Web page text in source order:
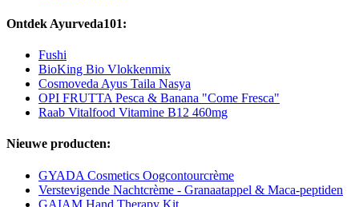
Ontdek Ayurveda101:
Fushi
BioKing Bio Vlokkenmix
Cosmoveda Ayus Taila Nasya
OPI FRUTTA Pesca & Banana "Come Fresca"
Raab Vitalfood Vitamine B12 460mg
Nieuwe producten:
GYADA Cosmetics Oogcontourcrème
Verstevigende Nachtcrème - Granaatappel & Maca-peptiden
GAIAM Hand Therapy Kit